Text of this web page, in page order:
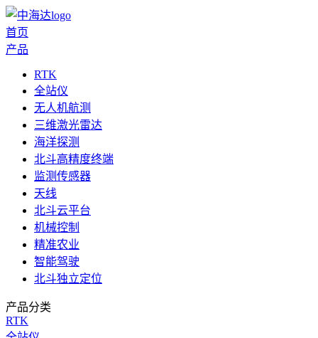
首页
产品
RTK
全站仪
无人机航测
三维激光雷达
海洋探测
北斗高精度终端
监测传感器
天线
北斗云平台
机械控制
精准农业
智能驾驶
北斗独立定位
产品分类
RTK